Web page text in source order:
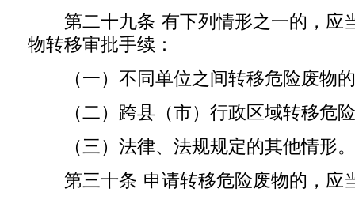
第二十九条 有下列情形之一的，应
物转移审批手续：
（一）不同单位之间转移危险废物
（二）跨县（市）行政区域转移危
（三）法律、法规规定的其他情形。
第三十条 申请转移危险废物的，应